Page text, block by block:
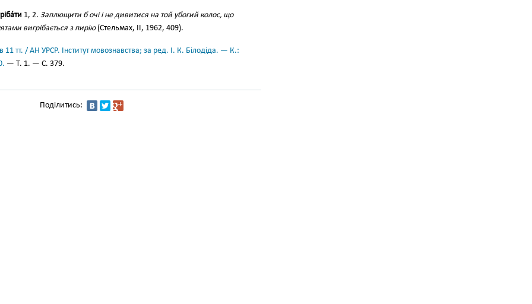
1, 2. Заплющити б очі і не дивитися на той убогий колос, що
вигрібається з пирію(Стельмах, II, 1962, 409).
11 тт. / АН УРСР. Інститут мовознавства; за ред. І. К. Білодіда. — К.:
— Т. 1. — С. 379.
Поділитись: